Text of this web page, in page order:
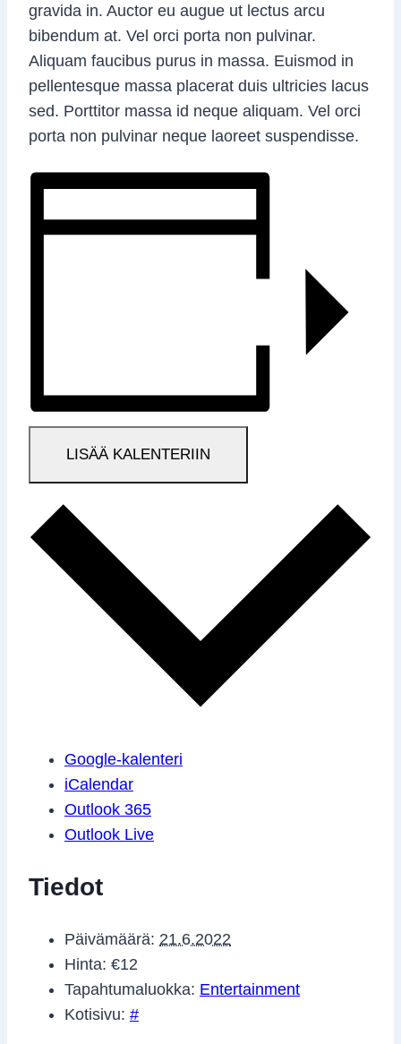
gravida in. Auctor eu augue ut lectus arcu
bibendum at. Vel orci porta non pulvinar.
Aliquam faucibus purus in massa. Euismod in
pellentesque massa placerat duis ultricies lacus
sed. Porttitor massa id neque aliquam. Vel orci
porta non pulvinar neque laoreet suspendisse.
LISÄÄ KALENTERIIN
Google-kalenteri
iCalendar
Outlook 365
Outlook Live
Tiedot
Päivämäärä: 21.6.2022
Hinta: €12
Tapahtumaluokka: Entertainment
Kotisivu: #